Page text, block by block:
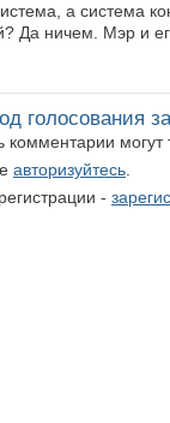
а система
Да ничем. Мэр и
голосования
комментарии
авторизуйтесь
-